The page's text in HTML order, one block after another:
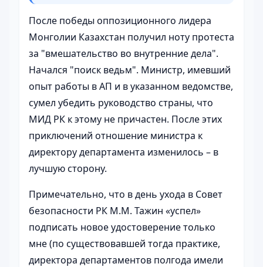
После победы оппозиционного лидера
Монголии Казахстан получил ноту протеста
за "вмешательство во внутренние дела".
Начался "поиск ведьм". Министр, имевший
опыт работы в АП и в указанном ведомстве,
сумел убедить руководство страны, что
МИД РК к этому не причастен. После этих
приключений отношение министра к
директору департамента изменилось – в
лучшую сторону.
Примечательно, что в день ухода в Совет
безопасности РК М.М. Тажин «успел»
подписать новое удостоверение только
мне (по существовавшей тогда практике,
директора департаментов полгода имели